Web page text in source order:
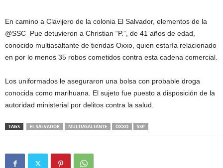
En camino a Clavijero de la colonia El Salvador, elementos de la
@SSC_Pue detuvieron a Christian “P.”, de 41 años de edad,
conocido multiasaltante de tiendas Oxxo, quien estaría relacionado
en por lo menos 35 robos cometidos contra esta cadena comercial.
Los uniformados le aseguraron una bolsa con probable droga
conocida como marihuana. El sujeto fue puesto a disposición de la
autoridad ministerial por delitos contra la salud.
TAGS EL SALVADOR MULTIASALTANTE OXXO SSP